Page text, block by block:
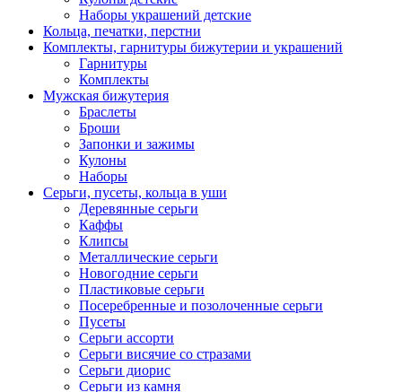
Наборы украшений детские
Кольца, печатки, перстни
Комплекты, гарнитуры бижутерии и украшений
Гарнитуры
Комплекты
Мужская бижутерия
Браслеты
Броши
Запонки и зажимы
Кулоны
Наборы
Серьги, пусеты, кольца в уши
Деревянные серьги
Каффы
Клипсы
Металлические серьги
Новогодние серьги
Пластиковые серьги
Посеребренные и позолоченные серьги
Пусеты
Серьги ассорти
Серьги висячие со стразами
Серьги диорис
Серьги из камня